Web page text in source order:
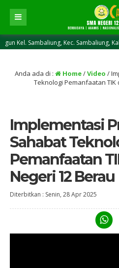
Sambaliung, Kec. Sambaliung, Kab.
Anda ada di : Home/Video /
Teknologi Pemanfaatan TIK
Implementasi
Sahabat
Pemanfaatan
Negeri 12 Berau
Diterbitkan : Senin, 28 Apr 2025